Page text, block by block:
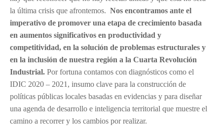
la última crisis que afrontemos. Nos encontramos ante el
imperativo de promover una etapa de crecimiento basada
en aumentos significativos en productividad y
competitividad, en la solución de problemas estructurales y
en la inclusión de nuestra región a la Cuarta Revolución
Industrial. Por fortuna contamos con diagnósticos como el
IDIC 2020 – 2021, insumo clave para la construcción de
políticas públicas locales basadas en evidencias y para diseñar
una agenda de desarrollo e inteligencia territorial que muestre el
camino a recorrer y los cambios por realizar.